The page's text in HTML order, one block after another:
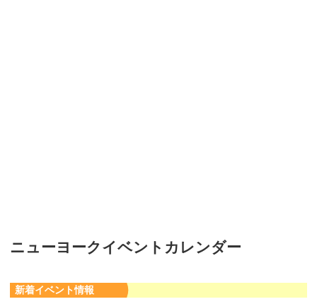
ニューヨークイベントカレンダー
新着イベント情報